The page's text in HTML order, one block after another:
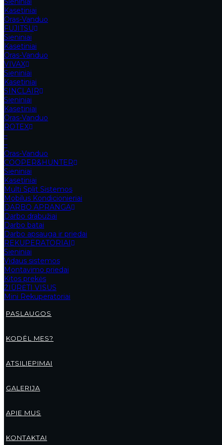
Kasetiniai
Oras-Vanduo
FUJITSU
Sieniniai
Kasetiniai
Oras-Vanduo
VIVAX
Sieniniai
Kasetiniai
SINCLAIR
Sieniniai
Kasetiniai
Oras-Vanduo
ROTEX
–
–
Oras-Vanduo
COOPER&HUNTER
Sieniniai
Kasetiniai
Multi Split Sistemos
Mobilus Kondicionieriai
DARBO APRANGA
Darbo drabužiai
Darbo batai
Darbo apsauga ir priedai
REKUPERATORIAI
Sieniniai
Vidaus sistemos
Montavimo priedai
Kitos prekės
ŽIŪRĖTI VISUS
Mini Rekuperatoriai
PASLAUGOS
KODĖL MES?
ATSILIEPIMAI
GALERIJA
APIE MUS
KONTAKTAI